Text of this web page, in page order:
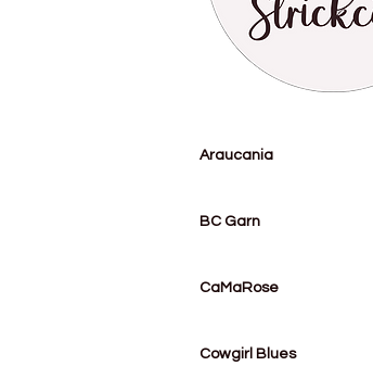
Araucania
BC Garn
CaMaRose
Cowgirl Blues